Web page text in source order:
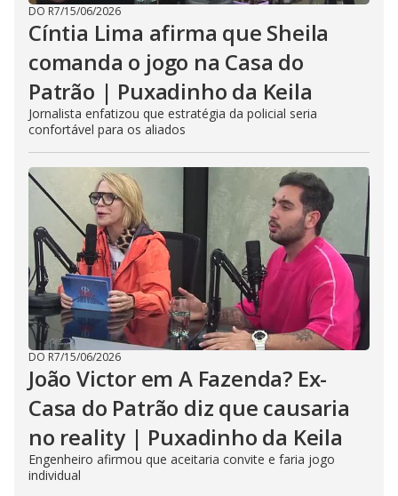
DO R7/15/06/2026
Cíntia Lima afirma que Sheila
comanda o jogo na Casa do
Patrão | Puxadinho da Keila
Jornalista enfatizou que estratégia da policial seria
confortável para os aliados
DO R7/15/06/2026
João Victor em A Fazenda? Ex-
Casa do Patrão diz que causaria
no reality | Puxadinho da Keila
Engenheiro afirmou que aceitaria convite e faria jogo
individual